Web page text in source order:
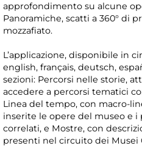
approfondimento su alcune
Panoramiche, scatti a 360° di
mozzafiato.
L’applicazione, disponibile in
english, français, deutsch,
sezioni: Percorsi nelle storie,
accedere a percorsi tematici
Linea del tempo, con macro-
inserite le opere del museo e
correlati, e Mostre, con
presenti nel circuito dei Musei